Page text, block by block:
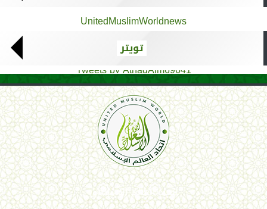
UnitedMuslimWorldnews
تويتر
Tweets by AthadAlm69641
اتحاد العالم الإسلامي